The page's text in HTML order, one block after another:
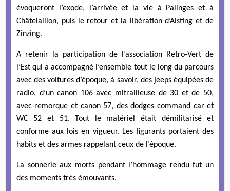
évoqueront l’exode, l’arrivée et la vie à Palinges et à
Châtelaillon, puis le retour et la libération d’Alsting et de
Zinzing.
A retenir la participation de l’association Retro-Vert de
l’Est qui a accompagné l’ensemble tout le long du parcours
avec des voitures d’époque, à savoir, des jeeps équipées de
radio, d’un canon 106 avec mitrailleuse de 30 et de 50,
avec remorque et canon 57, des dodges command car et
WC 52 et 51. Tout le matériel était démilitarisé et
conforme aux lois en vigueur. Les figurants portaient des
habits et des armes rappelant ceux de l’époque.
La sonnerie aux morts pendant l’hommage rendu fut un
des moments très émouvants.